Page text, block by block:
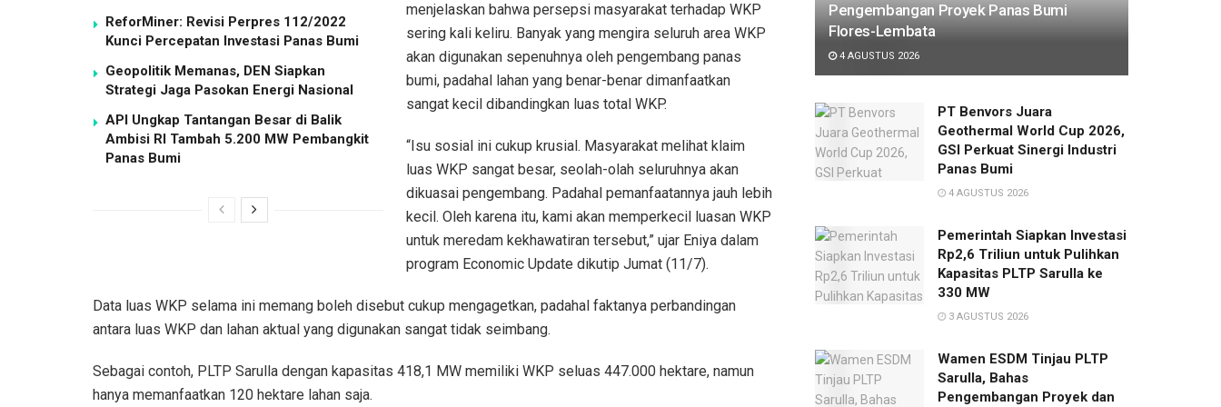
ReforMiner: Revisi Perpres 112/2022
Kunci Percepatan Investasi Panas Bumi
Geopolitik Memanas, DEN Siapkan
Strategi Jaga Pasokan Energi Nasional
API Ungkap Tantangan Besar di Balik
Ambisi RI Tambah 5.200 MW Pembangkit
Panas Bumi
menjelaskan bahwa persepsi masyarakat terhadap WKP
sering kali keliru. Banyak yang mengira seluruh area WKP
akan digunakan sepenuhnya oleh pengembang panas
bumi, padahal lahan yang benar-benar dimanfaatkan
sangat kecil dibandingkan luas total WKP.
“Isu sosial ini cukup krusial. Masyarakat melihat klaim
luas WKP sangat besar, seolah-olah seluruhnya akan
dikuasai pengembang. Padahal pemanfaatannya jauh lebih
kecil. Oleh karena itu, kami akan memperkecil luasan WKP
untuk meredam kekhawatiran tersebut,” ujar Eniya dalam
program Economic Update dikutip Jumat (11/7).
Data luas WKP selama ini memang boleh disebut cukup mengagetkan, padahal faktanya perbandingan
antara luas WKP dan lahan aktual yang digunakan sangat tidak seimbang.
Sebagai contoh, PLTP Sarulla dengan kapasitas 418,1 MW memiliki WKP seluas 447.000 hektare, namun
hanya memanfaatkan 120 hektare lahan saja.
Pengembangan Proyek Panas Bumi
Flores-Lembata
4 AGUSTUS 2026
PT Benvors Juara
Geothermal World Cup 2026,
GSI Perkuat Sinergi Industri
Panas Bumi
4 AGUSTUS 2026
Pemerintah Siapkan Investasi
Rp2,6 Triliun untuk Pulihkan
Kapasitas PLTP Sarulla ke
330 MW
3 AGUSTUS 2026
Wamen ESDM Tinjau PLTP
Sarulla, Bahas
Pengembangan Proyek dan